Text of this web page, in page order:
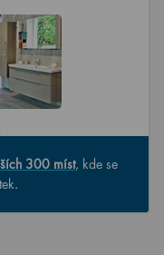
300 míst, kde se